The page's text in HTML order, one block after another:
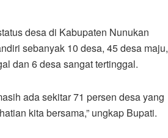
desa di Kabupaten Nunukan
sebanyak 10 desa, 45 desa maju,
dan 6 desa sangat tertinggal.
ada sekitar 71 persen desa yang
kita bersama,” ungkap Bupati.